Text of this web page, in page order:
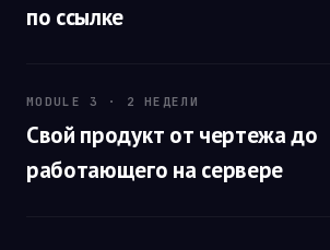
по ссылке
MODULE 3 · 2 НЕДЕЛИ
Свой продукт от чертежа до
работающего на сервере